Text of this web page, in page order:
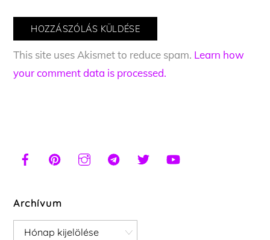
This site uses Akismet to reduce spam. Learn how
your comment data is processed.
Archívum
Archívum